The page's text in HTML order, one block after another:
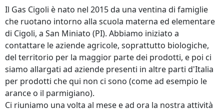
Il Gas Cigoli è nato nel 2015 da una ventina di famiglie
che ruotano intorno alla scuola materna ed elementare
di Cigoli, a San Miniato (PI). Abbiamo iniziato a
contattare le aziende agricole, soprattutto biologiche,
del territorio per la maggior parte dei prodotti, e poi ci
siamo allargati ad aziende presenti in altre parti d'Italia
per prodotti che qui non ci sono (come ad esempio le
arance o il parmigiano).
Ci riuniamo una volta al mese e ad ora la nostra attività